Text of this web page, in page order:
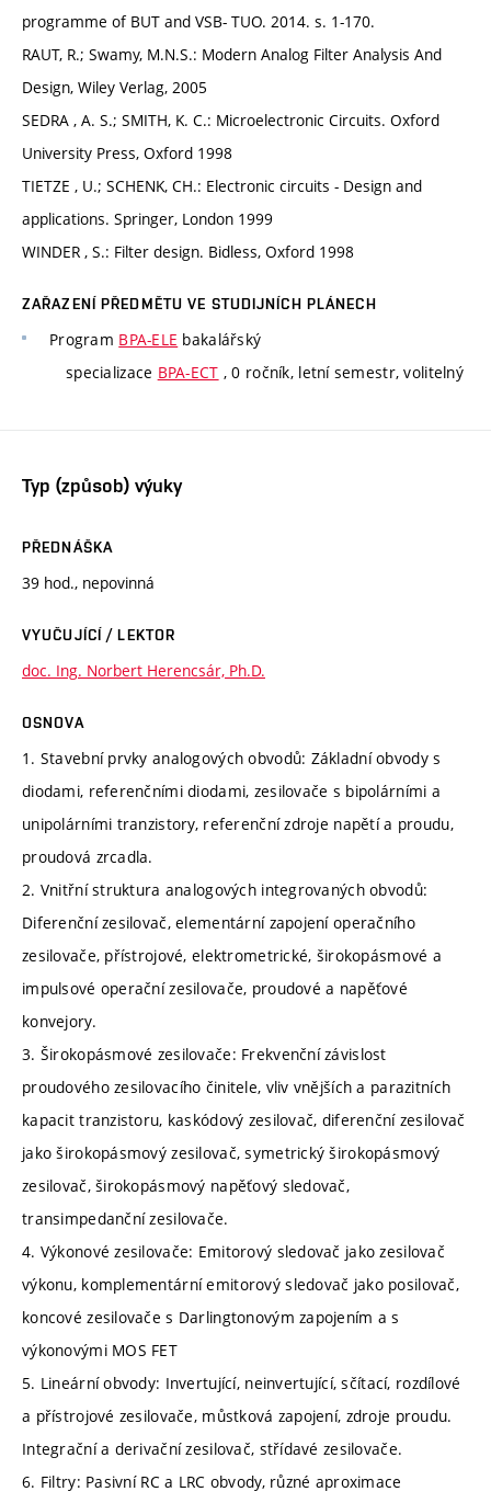
programme of BUT and VSB- TUO. 2014. s. 1-170.
RAUT, R.; Swamy, M.N.S.: Modern Analog Filter Analysis And
Design, Wiley Verlag, 2005
SEDRA , A. S.; SMITH, K. C.: Microelectronic Circuits. Oxford
University Press, Oxford 1998
TIETZE , U.; SCHENK, CH.: Electronic circuits - Design and
applications. Springer, London 1999
WINDER , S.: Filter design. Bidless, Oxford 1998
ZAŘAZENÍ PŘEDMĚTU VE STUDIJNÍCH PLÁNECH
Program BPA-ELE bakalářský
specializace BPA-ECT , 0 ročník, letní semestr, volitelný
Typ (způsob) výuky
PŘEDNÁŠKA
39 hod., nepovinná
VYUČUJÍCÍ / LEKTOR
doc. Ing. Norbert Herencsár, Ph.D.
OSNOVA
1. Stavební prvky analogových obvodů: Základní obvody s
diodami, referenčními diodami, zesilovače s bipolárními a
unipolárními tranzistory, referenční zdroje napětí a proudu,
proudová zrcadla.
2. Vnitřní struktura analogových integrovaných obvodů:
Diferenční zesilovač, elementární zapojení operačního
zesilovače, přístrojové, elektrometrické, širokopásmové a
impulsové operační zesilovače, proudové a napěťové
konvejory.
3. Širokopásmové zesilovače: Frekvenční závislost
proudového zesilovacího činitele, vliv vnějších a parazitních
kapacit tranzistoru, kaskódový zesilovač, diferenční zesilovač
jako širokopásmový zesilovač, symetrický širokopásmový
zesilovač, širokopásmový napěťový sledovač,
transimpedanční zesilovače.
4. Výkonové zesilovače: Emitorový sledovač jako zesilovač
výkonu, komplementární emitorový sledovač jako posilovač,
koncové zesilovače s Darlingtonovým zapojením a s
výkonovými MOS FET
5. Lineární obvody: Invertující, neinvertující, sčítací, rozdílové
a přístrojové zesilovače, můstková zapojení, zdroje proudu.
Integrační a derivační zesilovač, střídavé zesilovače.
6. Filtry: Pasivní RC a LRC obvody, různé aproximace